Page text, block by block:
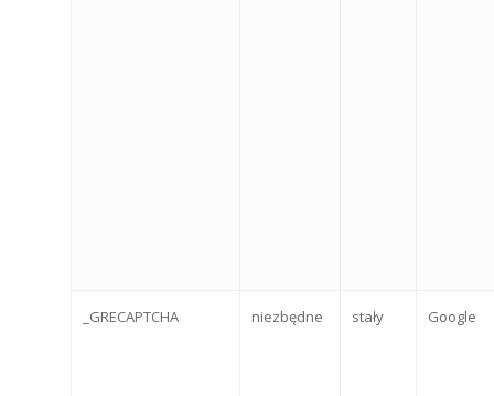
_GRECAPTCHA niezbędne stały Google